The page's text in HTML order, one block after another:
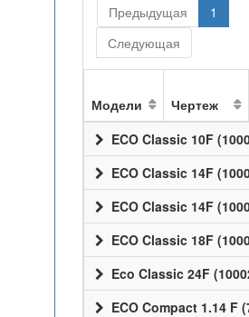
Предыдущая
1
Следующая
Модели Чертеж
ECO Classic 10F
ECO Classic 14F
ECO Classic 14F
ECO Classic 18F
Eco Classic 24F
ECO Compact 1.14 F